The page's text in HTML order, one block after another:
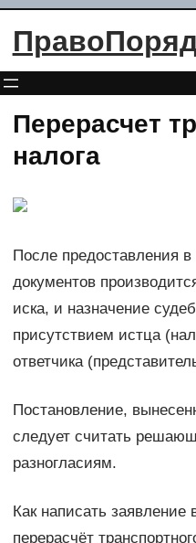
Перейти
Перерасчет
налога
После предоставления
документов
иска, и назначение
присутствием истца
ответчика
Постановление,
следует считать
разногласиям.
Как написать
перерасчёт